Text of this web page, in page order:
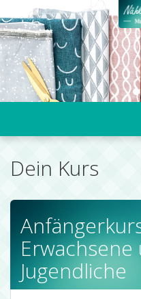
Dein Kurs
Erwachsene
Jugendliche